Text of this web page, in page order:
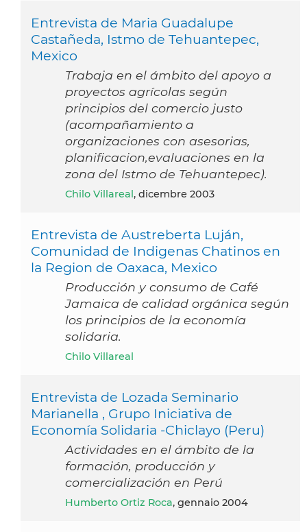
Entrevista de Maria Guadalupe
Castañeda, Istmo de Tehuantepec,
Mexico
Trabaja en el ámbito del apoyo a
proyectos agrícolas según
principios del comercio justo
(acompañamiento a
organizaciones con asesorias,
planificacion,evaluaciones en la
zona del Istmo de Tehuantepec).
Chilo Villareal , dicembre 2003
Entrevista de Austreberta Luján,
Comunidad de Indigenas Chatinos en
la Region de Oaxaca, Mexico
Producción y consumo de Café
Jamaica de calidad orgánica según
los principios de la economía
solidaria.
Chilo Villareal
Entrevista de Lozada Seminario
Marianella , Grupo Iniciativa de
Economía Solidaria -Chiclayo (Peru)
Actividades en el ámbito de la
formación, producción y
comercialización en Perú
Humberto Ortiz Roca, gennaio 2004